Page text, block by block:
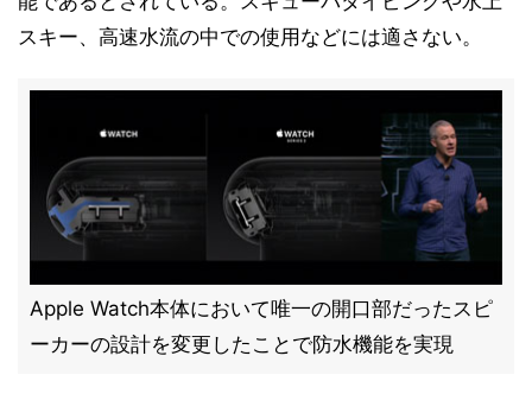
スキー、高速水流の中での使用などには適さない。
Apple Watch本体において唯一の開口部だったスピ
ーカーの設計を変更したことで防水機能を実現